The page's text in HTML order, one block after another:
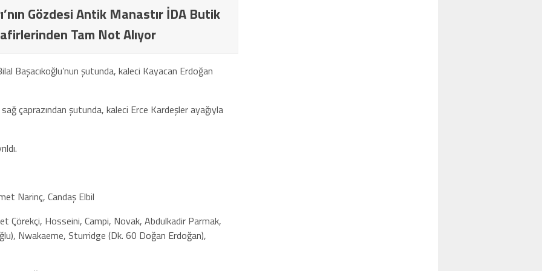
Gözdesi Antik Manastır İDA Butik
Tam Not Alıyor
Başacıkoğlu’nun şutunda, kaleci Kayacan Erdoğan
çaprazından şutunda, kaleci Erce Kardeşler ayağıyla
Narinç, Candaş Elbil
Çörekçi, Hosseini, Campi, Novak, Abdulkadir Parmak,
Nwakaeme, Sturridge (Dk. 60 Doğan Erdoğan),